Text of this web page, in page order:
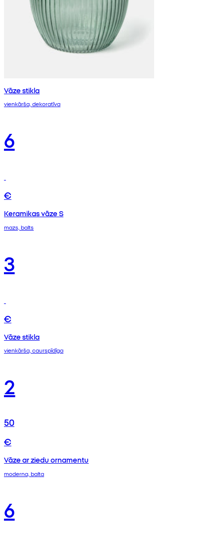
Vāze stikla
vienkārša, dekoratīva
6
€
Keramikas vāze S
mazs, balts
3
€
Vāze stikla
vienkārša, caurspīdīga
2
50
€
Vāze ar ziedu ornamentu
moderna, balta
6